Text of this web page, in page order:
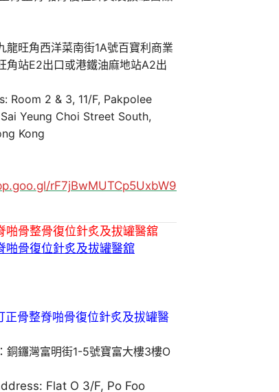
龍旺角西洋菜南街1A號百寶利商業
角站E2出口或港鐵油麻地站A2出
Room 2 & 3, 11/F, Pakpolee
Yeung Choi Street South,
Kong
rF7jBwMUTCp5UxbW9
啪骨整骨復位針炙及拔罐醫舘
啪骨復位針炙及拔罐醫舘
銅鑼灣富明街1-5號寶富大樓3樓O
Flat O 3/F, Po Foo